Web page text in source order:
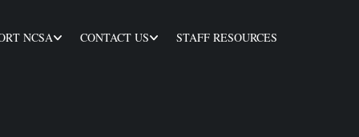
NCSA CONTACT US STAFF RESOURCES